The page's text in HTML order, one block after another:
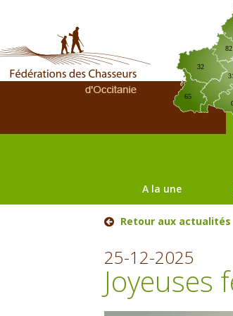
32
65
82
A la une
Retour aux actualités
25-12-2025
Joyeuses